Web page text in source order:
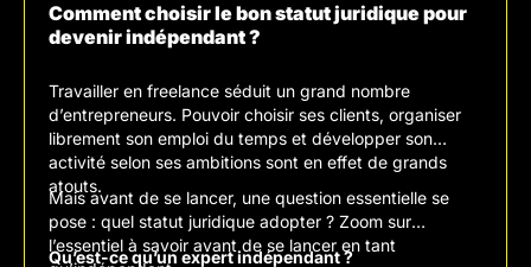
Comment choisir le bon statut juridique pour
devenir indépendant ?
Travailler en freelance séduit un grand nombre
d’entrepreneurs. Pouvoir choisir ses clients, organiser
librement son emploi du temps et développer son
activité selon ses ambitions sont en effet de grands
atouts.
Mais avant de se lancer, une question essentielle se
pose : quel statut juridique adopter ? Zoom sur
l’essentiel à savoir avant de se lancer en tant
Qu’est-ce qu’un expert indépendant ?